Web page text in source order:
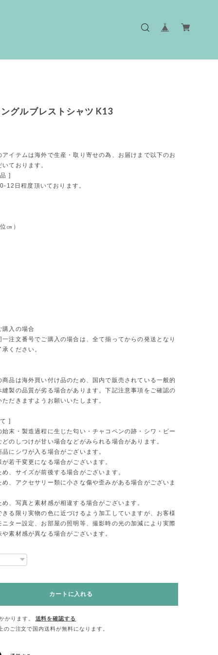
グルブレストシャツ K13
アイテムは海外で生産・取り寄せの為、お届けまで以下のお
ております。
]
12日程度頂いております。
㎝）
入の場合
一注文番号でご購入の場合は、全て揃ってからの発送となり
ください。
商品は海外買い付け品のため、国内で販売されている一般的
縫製の品質が劣る場合があります。下記注意事項をご確認の
だきますようお願いいたします。
]
始末・製造過程に生じた匂い・チャコペンの跡・シワ・ビー
どのしつけが甘い場合などがみられる場合があります。
にシワが入る場合がございます。
若干変更になる場合がございます。
、サイズが前後する場合がございます。
め、アクセサリー類に小さな傷や歪みがある場合がございま
、写真と素材感が相違する場合がございます。
きる限り実物の色に近づけるよう加工していますが、お客様
ニター設定、お部屋の照明等、撮影時の光の加減により実際
素材感が異なる場合がございます。
カートに入れる
かります。
送料を確認する
ご注文で国内送料が無料になります。